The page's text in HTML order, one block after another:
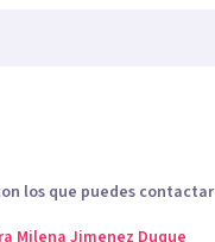
los que puedes contactar
Milena Jimenez Duque